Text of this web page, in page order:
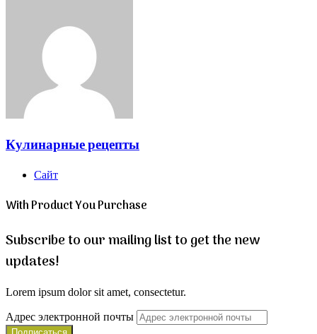
Кулинарные рецепты
Сайт
With Product You Purchase
Subscribe to our mailing list to get the new
updates!
Lorem ipsum dolor sit amet, consectetur.
Адрес электронной почты